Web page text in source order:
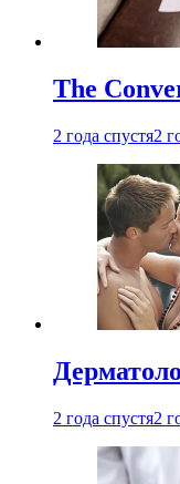
The
2 года спустя2
2 года спустя2